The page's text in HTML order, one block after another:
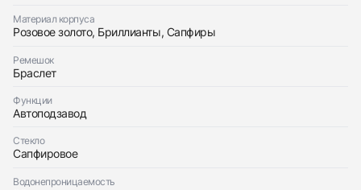
Материал корпуса
Розовое золото, Бриллианты, Сапфиры
Ремешок
Браслет
Функции
Автоподзавод
Стекло
Сапфировое
Водонепроницаемость
Отправить заявку